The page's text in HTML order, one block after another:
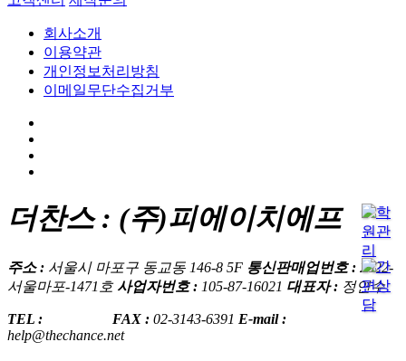
회사소개
이용약관
개인정보처리방침
이메일무단수집거부
더찬스 : (주)피에이치에프
주소 : 서울시 마포구 동교동 146-8 5F 통신판매업번호 : 2022-
서울마포-1471호 사업자번호 : 105-87-16021 대표자 : 정연수
TEL : FAX : 02-3143-6391 E-mail :
help@thechance.net